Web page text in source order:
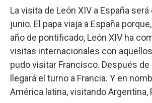
La visita de León XIV a España será
junio. El papa viaja a España
año de pontificado, León XIV ha
visitas internacionales con
pudo visitar Francisco. Después de
llegará el turno a Francia. Y en
América latina, visitando Argentina,